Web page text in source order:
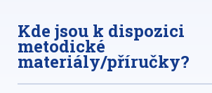
Kde jsou k dispozici
metodické
materiály/příručky?